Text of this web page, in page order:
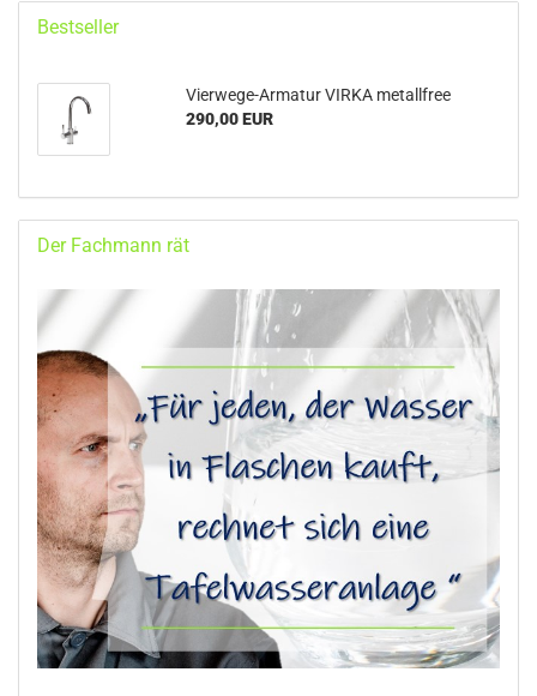
Bestseller
Vierwege-Armatur VIRKA metallfree
290,00 EUR
Der Fachmann rät